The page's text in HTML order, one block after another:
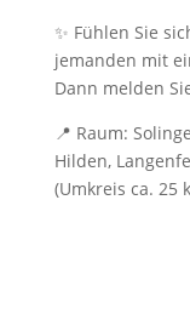
✨ Fühlen Sie
jemanden mit
Dann melden
📍 Raum:
Hilden,
(Umkreis ca. 25